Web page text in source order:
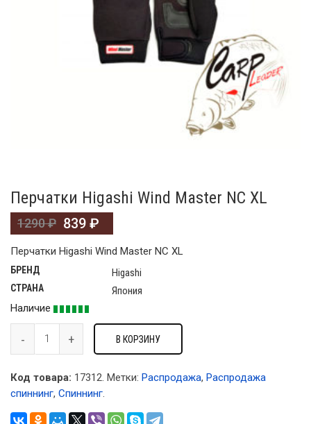
Перчатки Higashi Wind Master NC XL
1290₽ 839 ₽
Перчатки Higashi Wind Master NC XL
БРЕНД Higashi
СТРАНА
Япония
Наличие
В КОРЗИНУ
Код товара: 17312. Метки: Распродажа, Распродажа
спиннинг, Спиннинг.